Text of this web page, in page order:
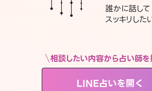
誰かに話して
スッキリした
相談したい内容から占い師
LINE占いを開く